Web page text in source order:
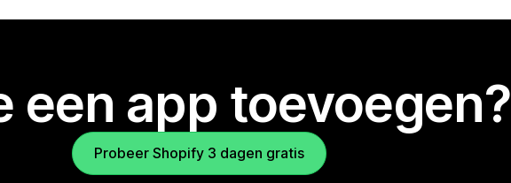
een app toevoegen?
Probeer Shopify 3 dagen gratis